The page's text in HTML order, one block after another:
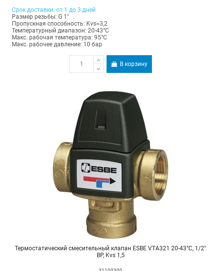
Срок доставки: от 1 до 3 дней
Размер резьбы: G 1"
Пропускная способность: Kvs=3,2
Температурный диапазон: 20-43°С
Макс. рабочая температура: 95°C
Макс. рабочее давление: 10 бар
В корзину
Термостатический смесительный клапан ESBE VTA321 20-43°С, 1/2"
ВР, Kvs 1,5